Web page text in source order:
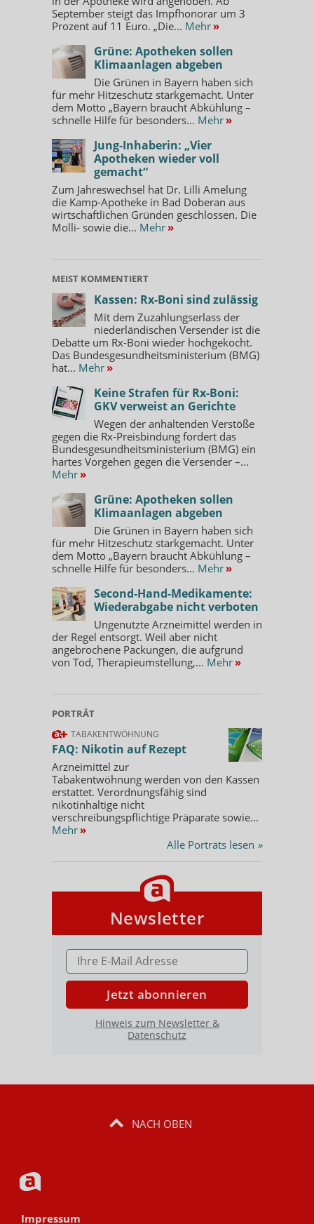
September steigt das Impfhonorar um 3
Prozent auf 11 Euro. „Die... Mehr »
Grüne: Apotheken sollen
Klimaanlagen abgeben
Die Grünen in Bayern haben sich
für mehr Hitzeschutz starkgemacht. Unter
dem Motto „Bayern braucht Abkühlung –
schnelle Hilfe für besonders... Mehr »
Jung-Inhaberin: „Vier
Apotheken wieder voll
gemacht“
Zum Jahreswechsel hat Dr. Lilli Amelung
die Kamp-Apotheke in Bad Doberan aus
wirtschaftlichen Gründen geschlossen. Die
Molli- sowie die... Mehr »
MEIST KOMMENTIERT
Kassen: Rx-Boni sind zulässig
Mit dem Zuzahlungserlass der
niederländischen Versender ist die
Debatte um Rx-Boni wieder hochgekocht.
Das Bundesgesundheitsministerium (BMG)
hat... Mehr »
Keine Strafen für Rx-Boni:
GKV verweist an Gerichte
Wegen der anhaltenden Verstöße
gegen die Rx-Preisbindung fordert das
Bundesgesundheitsministerium (BMG) ein
hartes Vorgehen gegen die Versender –...
Mehr »
Grüne: Apotheken sollen
Klimaanlagen abgeben
Die Grünen in Bayern haben sich
für mehr Hitzeschutz starkgemacht. Unter
dem Motto „Bayern braucht Abkühlung –
schnelle Hilfe für besonders... Mehr »
Second-Hand-Medikamente:
Wiederabgabe nicht verboten
Ungenutzte Arzneimittel werden in
der Regel entsorgt. Weil aber nicht
angebrochene Packungen, die aufgrund
von Tod, Therapieumstellung,... Mehr »
PORTRÄT
TABAKENTWÖHNUNG
FAQ: Nikotin auf Rezept
Arzneimittel zur
Tabakentwöhnung werden von den Kassen
erstattet. Verordnungsfähig sind
nikotinhaltige nicht
verschreibungspflichtige Präparate sowie...
Mehr »
Alle Porträts lesen »
Newsletter
E-MAIL ADRESSE
Jetzt abonnieren
Hinweis zum Newsletter &
Datenschutz
NACH OBEN
Impressum